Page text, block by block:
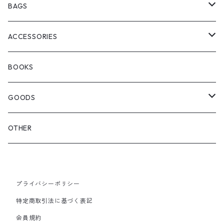
ChaosFissingClubxALLMOSTBLACK
WOODBLOCK
SEDAN ALL-PURPOSE
KICKS
BOOTS
BAGS
BACKPACK
SHOULDER
OTHER BAGS
ACCESSORIES
EYE WEAR
CAP&HAT
GLOVES&SCARF
SHOULDER
SMALL BAG
BOOKS
GOODS
TOY
PINS& PINBACK
SOX
OTHER
プライバシーポリシー
特定商取引法に基づく表記
会員規約